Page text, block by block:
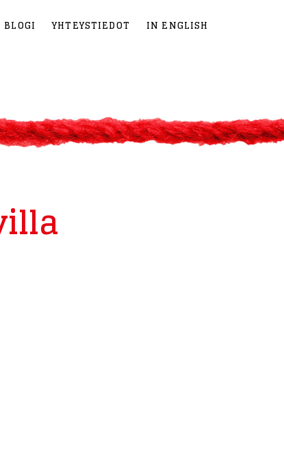
BLOGI YHTEYSTIEDOT IN ENGLISH